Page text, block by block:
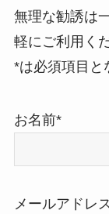
無理な勧誘は
軽にご利用く
*は必須項目と
お名前*
メールアドレ